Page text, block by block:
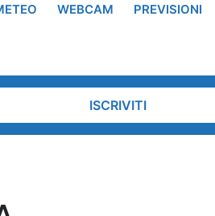
WEBCAM PREVISIONI
ISCRIVITI